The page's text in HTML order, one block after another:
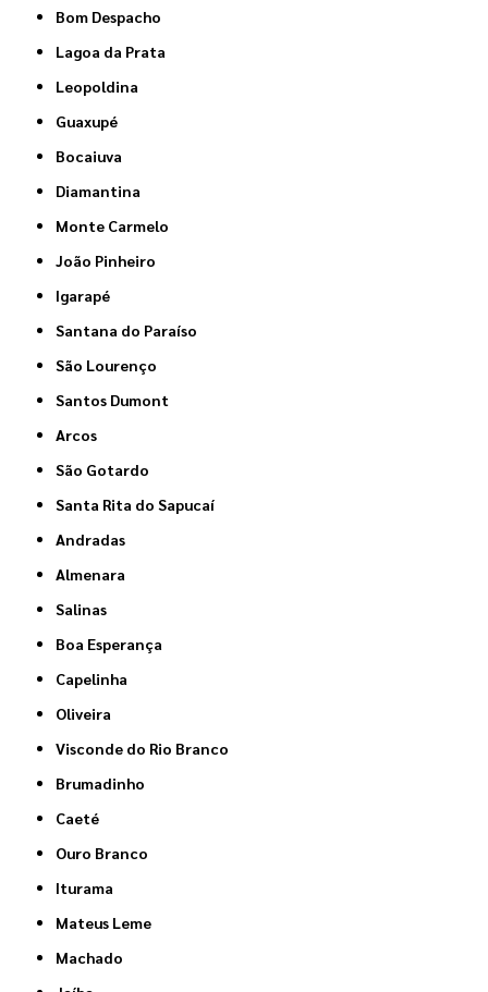
Bom Despacho
Lagoa da Prata
Leopoldina
Guaxupé
Bocaiuva
Diamantina
Monte Carmelo
João Pinheiro
Igarapé
Santana do Paraíso
São Lourenço
Santos Dumont
Arcos
São Gotardo
Santa Rita do Sapucaí
Andradas
Almenara
Salinas
Boa Esperança
Capelinha
Oliveira
Visconde do Rio Branco
Brumadinho
Caeté
Ouro Branco
Iturama
Mateus Leme
Machado